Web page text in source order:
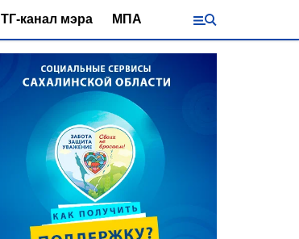
ТГ-канал мэра МПА